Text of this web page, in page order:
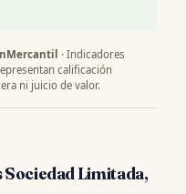
· Indicadores
calificación
ni juicio de valor.
Sociedad Limitada,